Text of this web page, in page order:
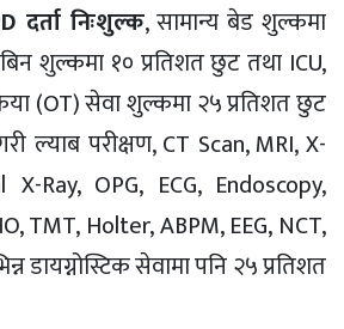
दर्ता निःशुल्क, सामान्य बेड शुल्कमा
शुल्कमा १० प्रतिशत छुट तथा ICU,
(OT) सेवा शुल्कमा २५ प्रतिशत छुट
ल्याब परीक्षण, CT Scan, MRI, X-
X-Ray, OPG, ECG, Endoscopy,
TMT, Holter, ABPM, EEG, NCT,
डायग्नोस्टिक सेवामा पनि २५ प्रतिशत